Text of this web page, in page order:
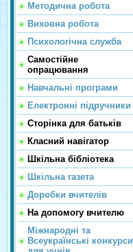
Методична робота
Виховна робота
Психологічна служба
Самостійне
опрацювання
Навчальні програми
Електронні підручники
Сторінка для батьків
Класний навігатор
Шкільна бібліотека
Шкільна газета
Доробки вчителів
На допомогу вчителю
Міжнародні та
Всеукраїнські конкурси